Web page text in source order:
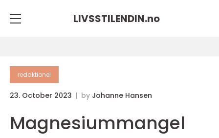
LIVSSTILENDIN.no
redaktionel
23. October 2023 by Johanne Hansen
Magnesiummangel